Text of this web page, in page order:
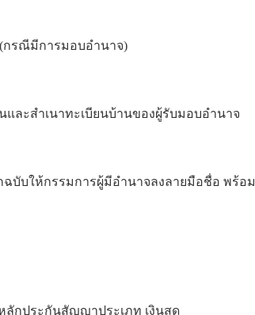
กรณีมีการมอบอำนาจ)
และสำเนาทะเบียนบ้านของผู้รับมอบอำนาจ
ฉบับให้กรรมการผู้มีอำนาจลงลายมือชื่อ พร้อ
ลักประกันสัญญาประเภท เงินสด